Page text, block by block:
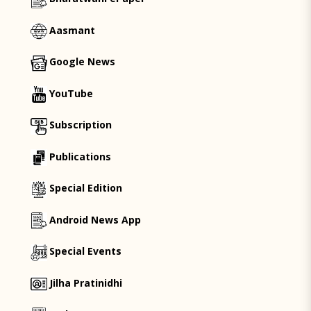
Aasmant
Google News
YouTube
Subscription
Publications
Special Edition
Android News App
Special Events
Jilha Pratinidhi